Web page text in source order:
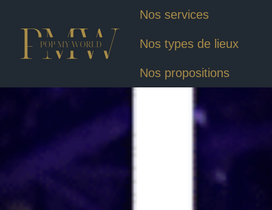
Nos services
Nos types de lieux
Nos propositions